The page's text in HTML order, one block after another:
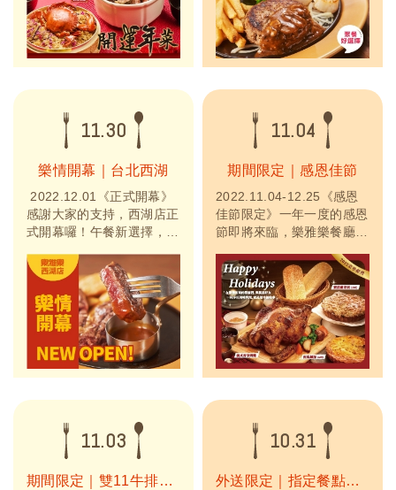
龍虎斑、藥膳大蝦、紅蟳米
糕、干貝人蔘烏骨雞等多樣
菜色，搶先預購，輕鬆過好
年！
11.30
樂情開幕｜台北西湖
2022.12.01《正式開幕》
感謝大家的支持，西湖店正
式開幕囉！午餐新選擇，歡
敞，不論會議或聚餐都沒問
題唷！
11.04
期間限定｜感恩佳節
2022.11.04-12.25《感恩
佳節限定》一年一度的感恩
節即將來臨，樂雅樂餐廳推
華組」包含了香草烤全雞、
義式松露時蔬、南瓜鹹派、
蜜漬蘋果派、軟法麵包及韓
式海苔等豐盛組合，最適合
在歡樂相聚的節慶裡，與親
朋好友一同享用美味料理，
就是最幸福的事！
11.03
期間限定｜雙11牛排買1送1
10.31
外送限定｜指定餐點買1送1